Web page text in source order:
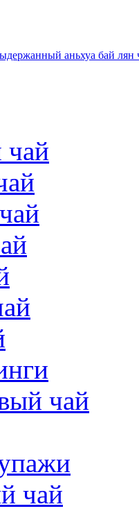
аньхуа бай лян
чай
чай
чай